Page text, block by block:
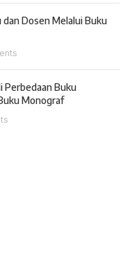
Dosen Melalui Buku
Perbedaan Buku
Monograf